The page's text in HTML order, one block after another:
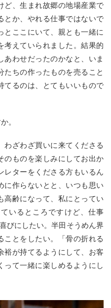
ど、生まれ故郷の地場産業で
とか、やれる仕事ではないで
とここにいて、親とも一緒に
考えていられました。結果的
あわせだったのかなと、いま
たちの作ったものを売ること
てるのは、とてもいいもので
。
わざわざ買いに来てくださる
のものを楽しみにしてお出か
レターをくださる方もいるん
に作らないとと、いつも思い
高齢になって、私にとってい
いるところですけど、仕事
びにしたい。半田そうめん界
ことをしたい。「骨の折れる
裕が持てるようにして、お客
って一緒に楽しめるようにし